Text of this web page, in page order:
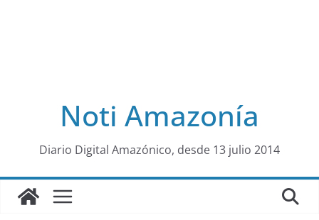
al
Noti Amazonía
Diario Digital Amazónico, desde 13 julio 2014